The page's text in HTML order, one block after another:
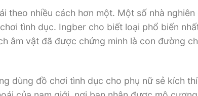
theo nhiều cách hơn một. Một số nhà nghiên
tình dục. Ingber cho biết loại phổ biến
âm vật đã được chứng minh là con đường
dùng đồ chơi tình dục cho phụ nữ sẻ kích